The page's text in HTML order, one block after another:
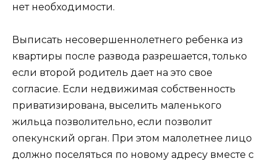
нет необходимости.
Выписать несовершеннолетнего ребенка из
квартиры после развода разрешается, только
если второй родитель дает на это свое
согласие. Если недвижимая собственность
приватизирована, выселить маленького
жильца позволительно, если позволит
опекунский орган. При этом малолетнее лицо
должно поселяться по новому адресу вместе с